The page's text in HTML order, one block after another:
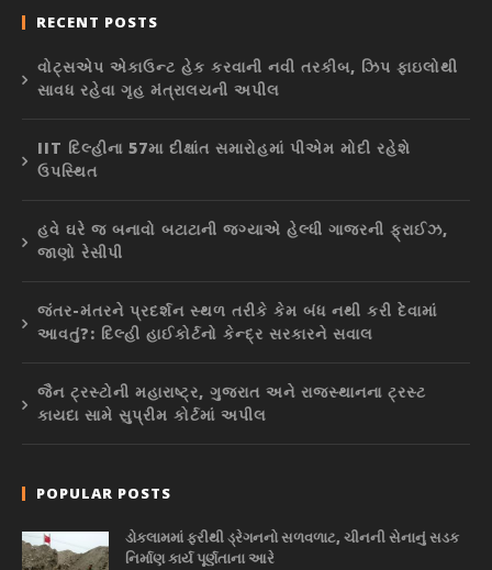
RECENT POSTS
વોટ્સએપ એકાઉન્ટ હેક કરવાની નવી તરકીબ, ઝિપ ફાઇલોથી
સાવધ રહેવા ગૃહ મંત્રાલયની અપીલ
IIT દિલ્હીના 57મા દીક્ષાંત સમારોહમાં પીએમ મોદી રહેશે
ઉપસ્થિત
હવે ઘરે જ બનાવો બટાટાની જગ્યાએ હેલ્ધી ગાજરની ફ્રાઈઝ,
જાણો રેસીપી
જંતર-મંતરને પ્રદર્શન સ્થળ તરીકે કેમ બંધ નથી કરી દેવામાં
આવતું?: દિલ્હી હાઈકોર્ટનો કેન્દ્ર સરકારને સવાલ
જૈન ટ્રસ્ટોની મહારાષ્ટ્ર, ગુજરાત અને રાજસ્થાનના ટ્રસ્ટ
કાયદા સામે સુપ્રીમ કોર્ટમાં અપીલ
POPULAR POSTS
ડોકલામમાં ફરીથી ડ્રેગનનો સળવળાટ, ચીનની સેનાનું સડક
નિર્માણ કાર્ય પૂર્ણતાના આરે